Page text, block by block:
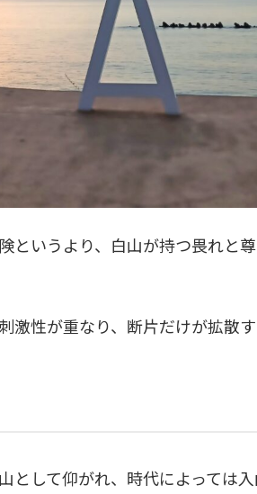
というより、白山が持つ畏れと
激性が重なり、断片だけが拡散
として仰がれ、時代によっては